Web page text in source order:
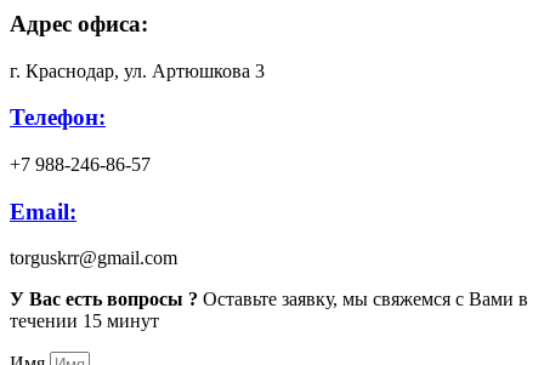
Адрес офиса:
г. Краснодар, ул. Артюшкова 3
Телефон:
+7 988-246-86-57
Email:
torguskrr@gmail.com
У Вас есть вопросы ? Оставьте заявку, мы свяжемся с Вами в
течении 15 минут